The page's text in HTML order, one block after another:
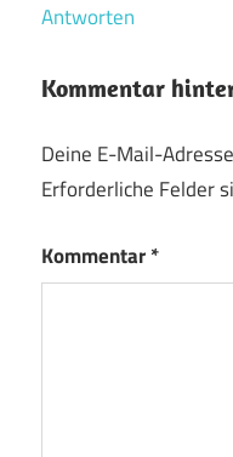
Antworten
Kommentar
Deine E-Mail-
Erforderliche Felder
Kommentar*